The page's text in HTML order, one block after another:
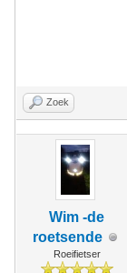
Zoek
Wim -de
roetsende
Roeifietser